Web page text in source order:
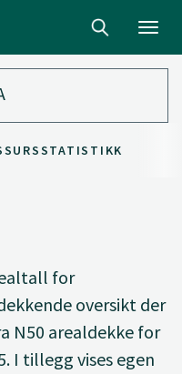
for
oversikt der
N50 arealdekke for
I tillegg vises egen